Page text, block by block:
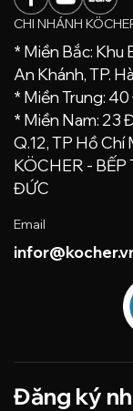
CHI NHÁNH
* Miền Bắc: Khu
An Khánh, TP.
* Miền Trung:
* Miền Nam: 23
Q.12, TP Hồ Chí
KÖCHER -
ĐỨC
Email
Đăng ký